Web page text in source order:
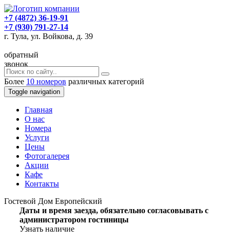
+7 (4872) 36-19-91
+7 (930) 791-27-14
г. Тула, ул. Войкова, д. 39
обратный
звонок
Более 10 номеров различных категорий
Toggle navigation
Главная
O нас
Номера
Услуги
Цены
Фотогалерея
Акции
Кафе
Контакты
Гостевой Дом Европейский
Даты и время заезда, обязательно согласовывать с
администратором гостиницы
Узнать наличие